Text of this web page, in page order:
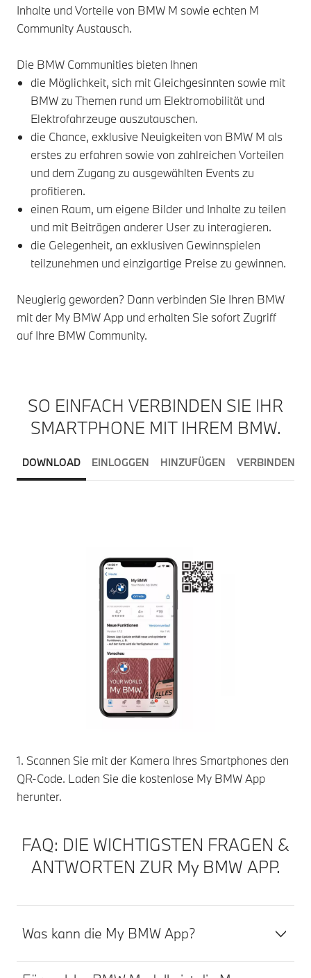
Inhalte und Vorteile von BMW M sowie echten M
Community Austausch.
Die BMW Communities bieten Ihnen
die Möglichkeit, sich mit Gleichgesinnten sowie mit
BMW zu Themen rund um Elektromobilität und
Elektrofahrzeuge auszutauschen.
die Chance, exklusive Neuigkeiten von BMW M als
erstes zu erfahren sowie von zahlreichen Vorteilen
und dem Zugang zu ausgewählten Events zu
profitieren.
einen Raum, um eigene Bilder und Inhalte zu teilen
und mit Beiträgen anderer User zu interagieren.
die Gelegenheit, an exklusiven Gewinnspielen
teilzunehmen und einzigartige Preise zu gewinnen.
Neugierig geworden? Dann verbinden Sie Ihren BMW
mit der My BMW App und erhalten Sie sofort Zugriff
auf Ihre BMW Community.
SO EINFACH VERBINDEN SIE IHR
SMARTPHONE MIT IHREM BMW.
DOWNLOAD EINLOGGEN HINZUFÜGEN VERBINDEN
1. Scannen Sie mit der Kamera Ihres Smartphones den
QR-Code. Laden Sie die kostenlose My BMW App
herunter.
FAQ: DIE WICHTIGSTEN FRAGEN &
ANTWORTEN ZUR My BMW APP.
Was kann die My BMW App?